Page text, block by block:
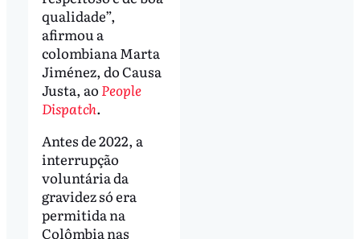
qualidade”,
afirmou a
colombiana Marta
Jiménez, do Causa
Justa, ao People
Dispatch.
Antes de 2022, a
interrupção
voluntária da
gravidez só era
permitida na
Colômbia nas